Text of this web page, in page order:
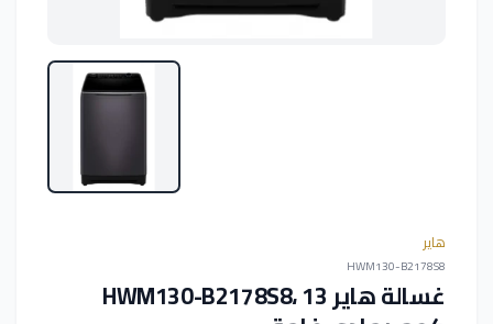
هاير
HWM130-B2178S8
غسالة هاير HWM130-B2178S8، 13